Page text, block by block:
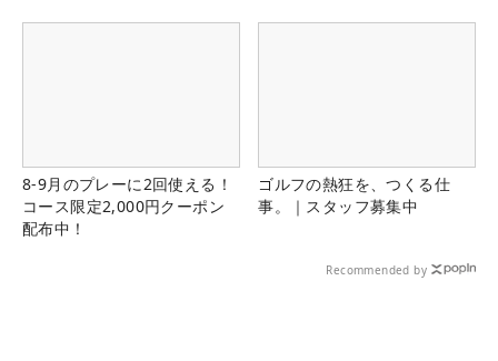
8-9月のプレーに2回使える！
コース限定2,000円クーポン
配布中！
ゴルフの熱狂を、つくる仕
事。｜スタッフ募集中
Recommended by